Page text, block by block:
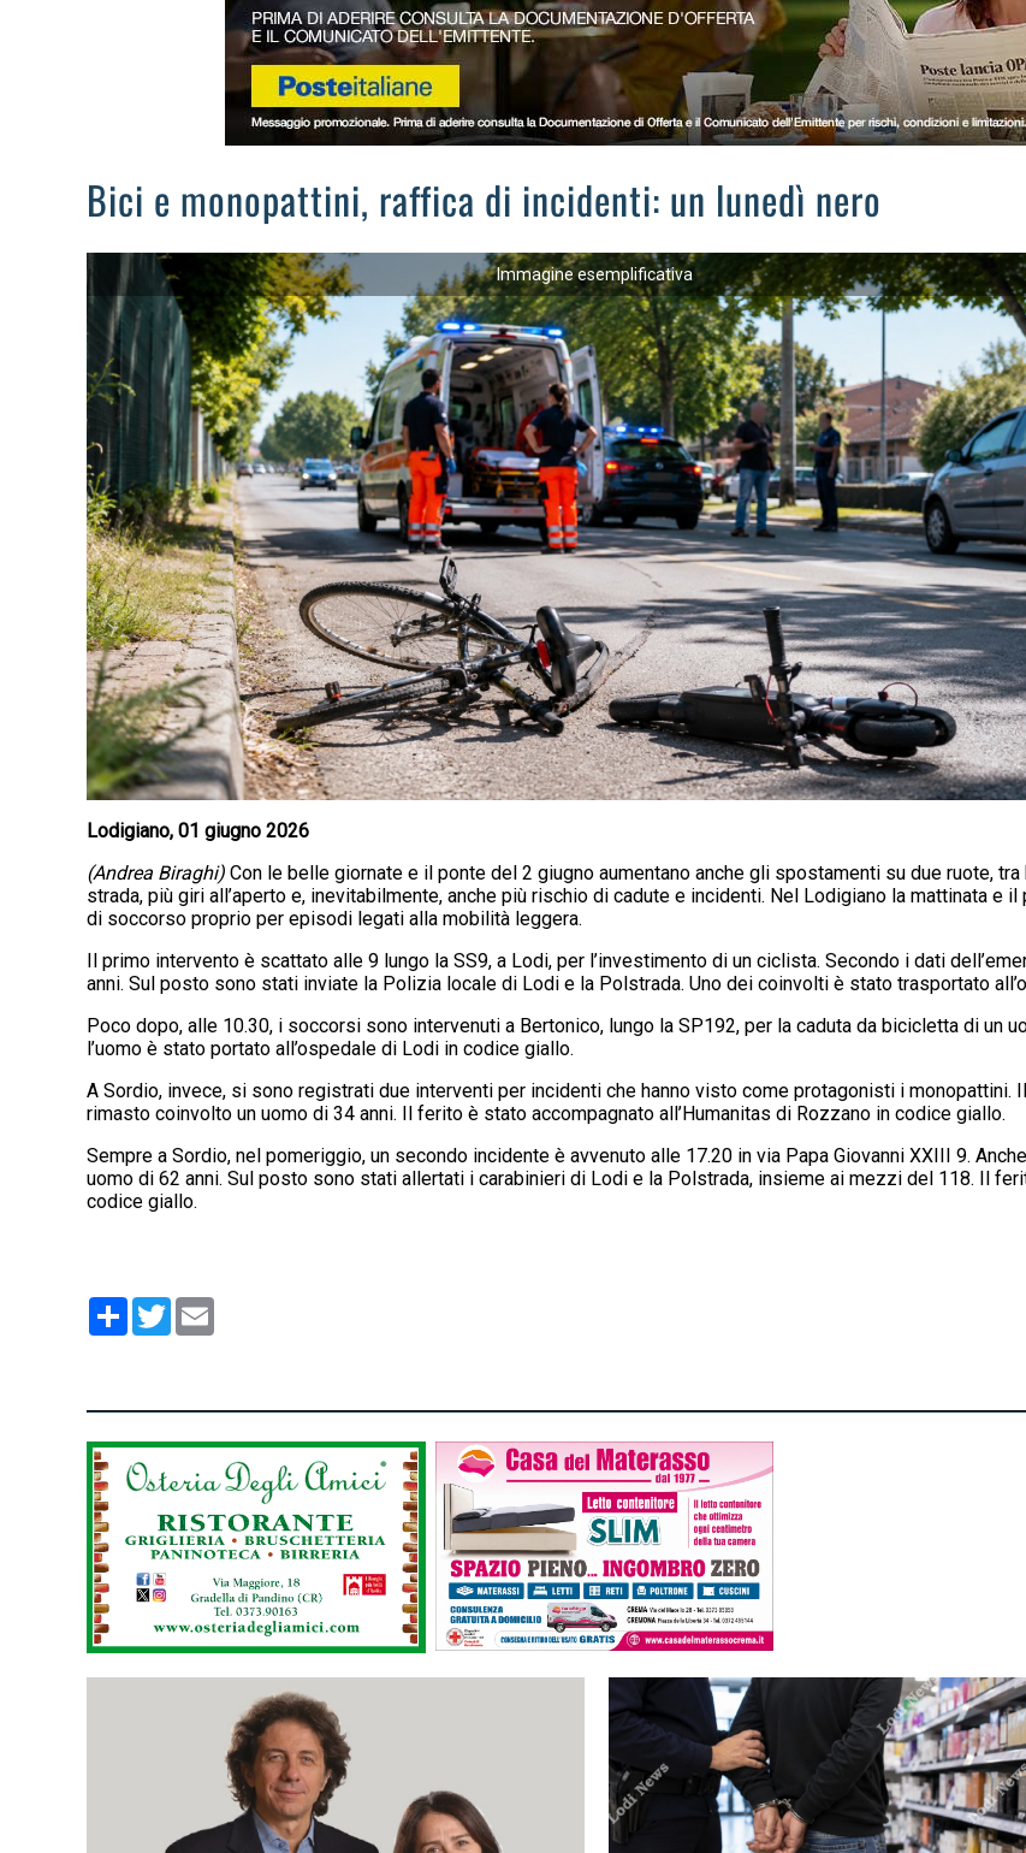
Bici e monopattini, raffica di incidenti: un lunedì nero
Immagine esemplificativa
Lodigiano, 01 giugno 2026
(Andrea Biraghi) Con le belle giornate e il ponte del 2 giugno aumentano anche gli spostamenti su due ruote,
strada, più giri all’aperto e, inevitabilmente, anche più rischio di cadute e incidenti. Nel Lodigiano la mattinata
di soccorso proprio per episodi legati alla mobilità leggera.
Il primo intervento è scattato alle 9 lungo la SS9, a Lodi, per l’investimento di un ciclista. Secondo i dati
anni. Sul posto sono stati inviate la Polizia locale di Lodi e la Polstrada. Uno dei coinvolti è stato trasportato
Poco dopo, alle 10.30, i soccorsi sono intervenuti a Bertonico, lungo la SP192, per la caduta da bicicletta di un
l’uomo è stato portato all’ospedale di Lodi in codice giallo.
A Sordio, invece, si sono registrati due interventi per incidenti che hanno visto come protagonisti i monopattini.
rimasto coinvolto un uomo di 34 anni. Il ferito è stato accompagnato all’Humanitas di Rozzano in codice giallo.
Sempre a Sordio, nel pomeriggio, un secondo incidente è avvenuto alle 17.20 in via Papa Giovanni XXIII 9.
uomo di 62 anni. Sul posto sono stati allertati i carabinieri di Lodi e la Polstrada, insieme ai mezzi del 118. Il
codice giallo.
Condividi
Twitter